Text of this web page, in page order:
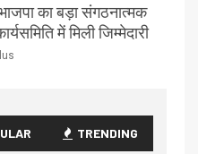
का बड़ा संगठनात्मक
में मिली जिम्मेदारी
TRENDING